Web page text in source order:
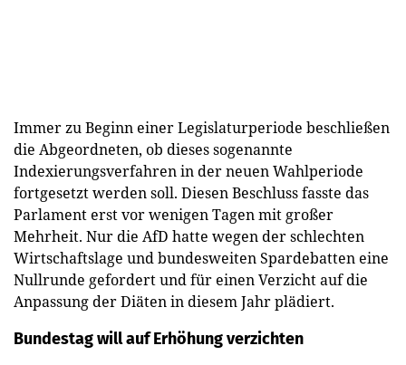
Immer zu Beginn einer Legislaturperiode beschließen
die Abgeordneten, ob dieses sogenannte
Indexierungsverfahren in der neuen Wahlperiode
fortgesetzt werden soll. Diesen Beschluss fasste das
Parlament erst vor wenigen Tagen mit großer
Mehrheit. Nur die AfD hatte wegen der schlechten
Wirtschaftslage und bundesweiten Spardebatten eine
Nullrunde gefordert und für einen Verzicht auf die
Anpassung der Diäten in diesem Jahr plädiert.
Bundestag will auf Erhöhung verzichten